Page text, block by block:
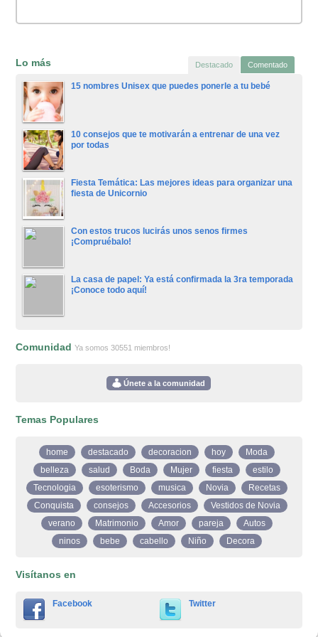
Lo más Destacado Comentado
15 nombres Unisex que puedes ponerle a tu bebé
10 consejos que te motivarán a entrenar de una vez
por todas
Fiesta Temática: Las mejores ideas para organizar una
fiesta de Unicornio
Con estos trucos lucirás unos senos firmes
¡Compruébalo!
La casa de papel: Ya está confirmada la 3ra temporada
¡Conoce todo aquí!
ComunidadYa somos 30551 miembros!
Únete a la comunidad
Temas Populares
home destacado decoracion hoy
Moda
belleza
salud Boda Mujer fiesta
estilo
Tecnologia
esoterismo musica Novia
Recetas
Conquista
consejos Accesorios
Vestidos de Novia
verano
Matrimonio Amor pareja
Autos
ninos
bebe cabello Niño Decora
Visítanos en
Facebook Twitter